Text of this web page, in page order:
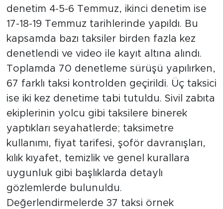
denetim 4-5-6 Temmuz, ikinci denetim ise
17-18-19 Temmuz tarihlerinde yapıldı. Bu
kapsamda bazı taksiler birden fazla kez
denetlendi ve video ile kayıt altına alındı.
Toplamda 70 denetleme sürüşü yapılırken,
67 farklı taksi kontrolden geçirildi. Üç taksici
ise iki kez denetime tabi tutuldu. Sivil zabıta
ekiplerinin yolcu gibi taksilere binerek
yaptıkları seyahatlerde; taksimetre
kullanımı, fiyat tarifesi, şoför davranışları,
kılık kıyafet, temizlik ve genel kurallara
uygunluk gibi başlıklarda detaylı
gözlemlerde bulunuldu.
Değerlendirmelerde 37 taksi örnek